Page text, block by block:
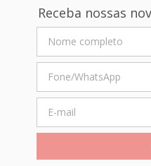
Receba nossas